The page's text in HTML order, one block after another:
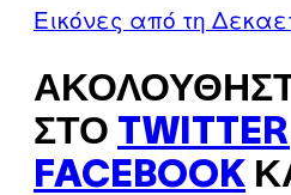
Εικόνες από τη
ΣΤΟ TWITTER
FACEBOOK